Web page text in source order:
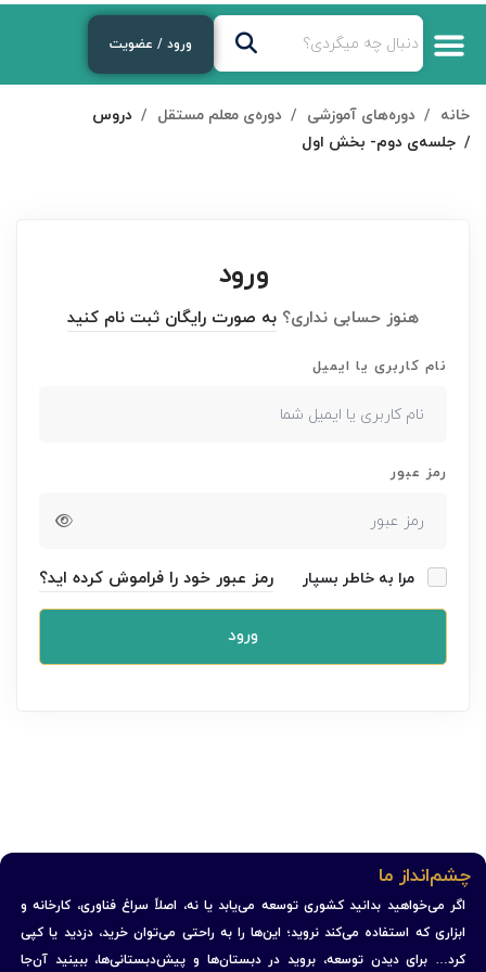
ورود / عضویت
خانه دوره‌های آموزشی دوره‌ی معلم مستقل
دروس
جلسه‌ی دوم- بخش اول
ورود
هنوز حسابی نداری؟ به صورت رایگان ثبت نام کنید
نام کاربری یا ایمیل
رمز عبور
مرا به خاطر بسپار رمز عبور خود را فراموش کرده اید؟
ورود
چشم‌انداز ما
اگر می‌خواهید بدانید کشوری توسعه می‌یابد یا نه، اصلاً سراغ فناوری، کارخانه و
ابزاری که استفاده می‌کند نروید؛ این‌ها را به راحتی می‌توان خرید، دزدید یا کپی
کرد… برای دیدن توسعه، بروید در دبستان‌ها و پیش‌دبستانی‌ها، ببینید آن‌جا